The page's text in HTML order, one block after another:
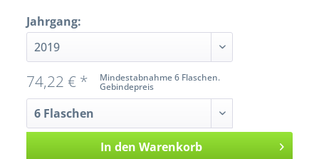
Jahrgang:
Mindestabnahme 6 Flaschen.
Gebindepreis
74,22 € *
In den Warenkorb